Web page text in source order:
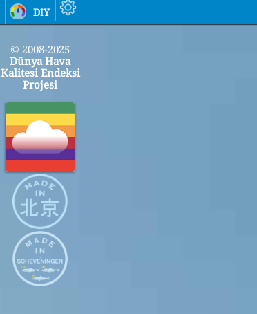
diy
© 2008-2025
Dünya Hava
Kalitesi Endeksi
Projesi